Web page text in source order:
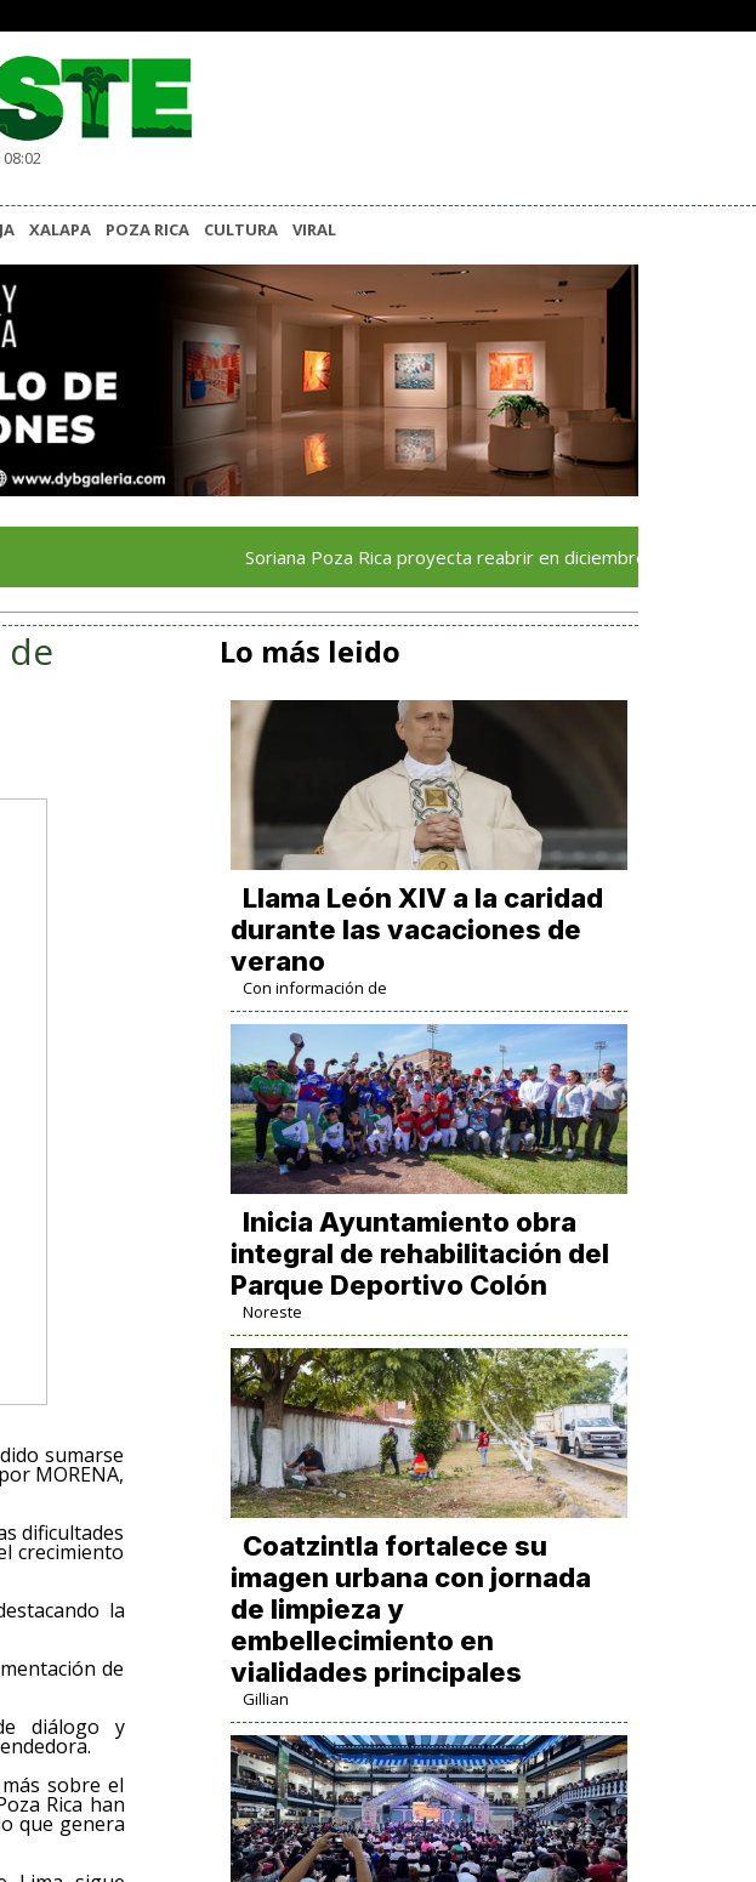
XALAPA POZA RICA CULTURA VIRAL
Soriana Poza Rica proyecta reabrir en diciembre tras avance del 70 %
sumarse
MORENA,
dificultades
crecimiento
la
de
diálogo y
sobre el
Rica han
que genera
Lo más leido
Llama León XIV a la caridad
durante las vacaciones de
verano
Con información de
Inicia Ayuntamiento obra
integral de rehabilitación del
Parque Deportivo Colón
Noreste
Coatzintla fortalece su
imagen urbana con jornada
de limpieza y
embellecimiento en
vialidades principales
Gillian